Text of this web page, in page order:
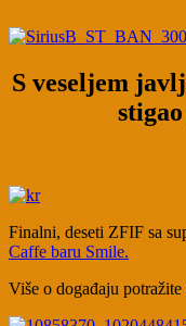
S veseljem
Finalni, deseti ZFIF sa
Caffe baru Smile.
Više o događaju potražite